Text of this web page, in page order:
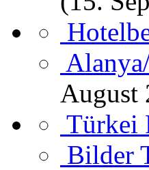
August
Türkei
Bilder